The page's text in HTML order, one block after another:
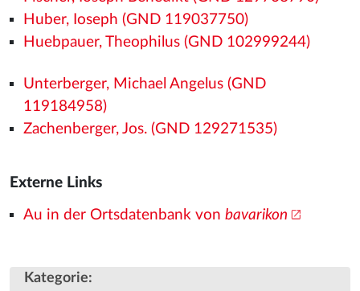
Huber, Ioseph (GND 119037750)
Huebpauer, Theophilus (GND 102999244)
Unterberger, Michael Angelus (GND
119184958)
Zachenberger, Jos. (GND 129271535)
Externe Links
Au in der Ortsdatenbank von bavarikon
Kategorie: